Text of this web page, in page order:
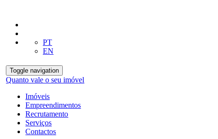
PT
EN
Toggle navigation
Quanto vale o seu imóvel
Imóveis
Empreendimentos
Recrutamento
Serviços
Contactos